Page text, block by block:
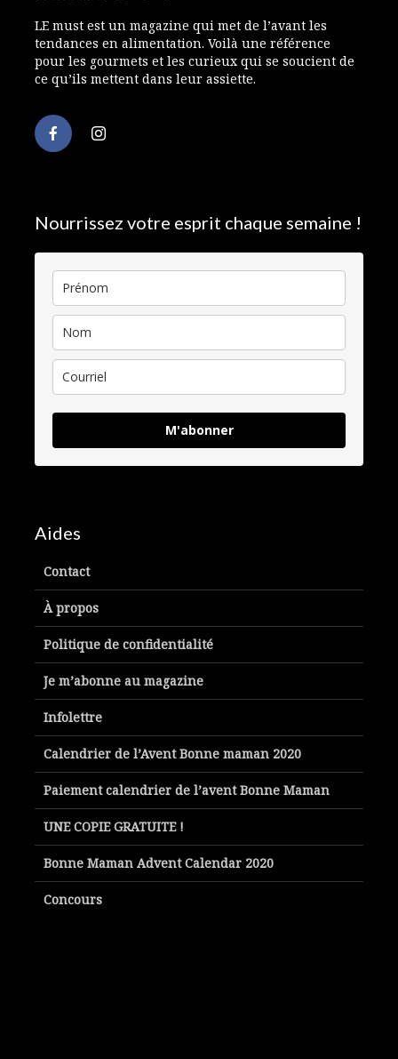
LE must est un magazine qui met de l’avant les
tendances en alimentation. Voilà une référence
pour les gourmets et les curieux qui se soucient de
ce qu’ils mettent dans leur assiette.
Nourrissez votre esprit chaque semaine !
M'abonner
Aides
Contact
À propos
Politique de confidentialité
Je m’abonne au magazine
Infolettre
Calendrier de l’Avent Bonne maman 2020
Paiement calendrier de l’avent Bonne Maman
UNE COPIE GRATUITE !
Bonne Maman Advent Calendar 2020
Concours